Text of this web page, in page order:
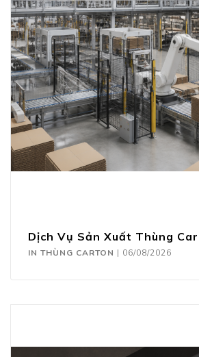
IN THÙNG CARTON | 06/08/2026